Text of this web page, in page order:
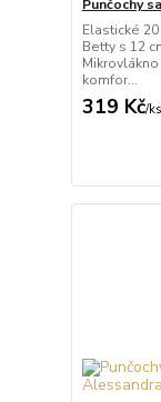
Punčochy
Elastické
Betty s 12
komfor...
319 Kč/ks